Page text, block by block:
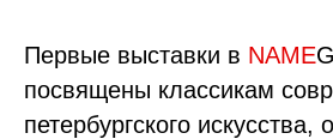
Первые выставки в NAME
посвящены классикам
петербургского искусства,